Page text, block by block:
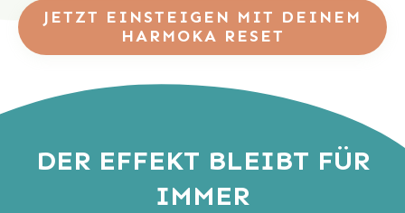
JETZT EINSTEIGEN MIT DEINEM
HARMOKA RESET
DER EFFEKT BLEIBT FÜR
IMMER